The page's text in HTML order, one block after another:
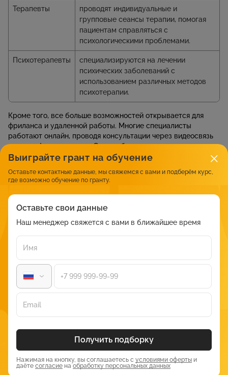
Терапевты
проводят индивидуальные и
групповые сеансы терапии, помогая
пациентам справляться с
психологическими проблемами.
Психотерапевты
специализируются на лечении
психических заболеваний с
использованием различных методов
психотерапии.
Кроме того, все больше возможностей открывается для
фриланса и удаленной работы. Многие специалисты
работают онлайн, проводя консультации через видеосвязь
или телефонные звонки. Это особенно актуально в условиях
пандемии COVID-19, когда дистанционные формы
Требования к клиническим психологам
Для успешной карьеры в области клинической психологии
варьируются в зависимости от места работы и должности.
Необходимые квалификации и навыки
Образование: обязательное наличие высшего
образования по специальности «психология» или
«медицинская психология». Некоторые работодатели
требуют дополнительное образование в области
психотерапии.
учреждениях может потребоваться сертификат
государственного образца или лицензия на оказание
психологической помощи.
Коммуникабельность: умение общаться с пациентами,
Выиграйте грант на обучение
Оставьте контактные данные, мы свяжемся с вами и подберём курс,
где возможно обучение по гранту.
Оставьте свои данные
Наш менеджер свяжется с вами в ближайшее время
Получить подборку
Нажимая на кнопку, вы соглашаетесь с условиями оферты и
даёте согласие на обработку персональных данных